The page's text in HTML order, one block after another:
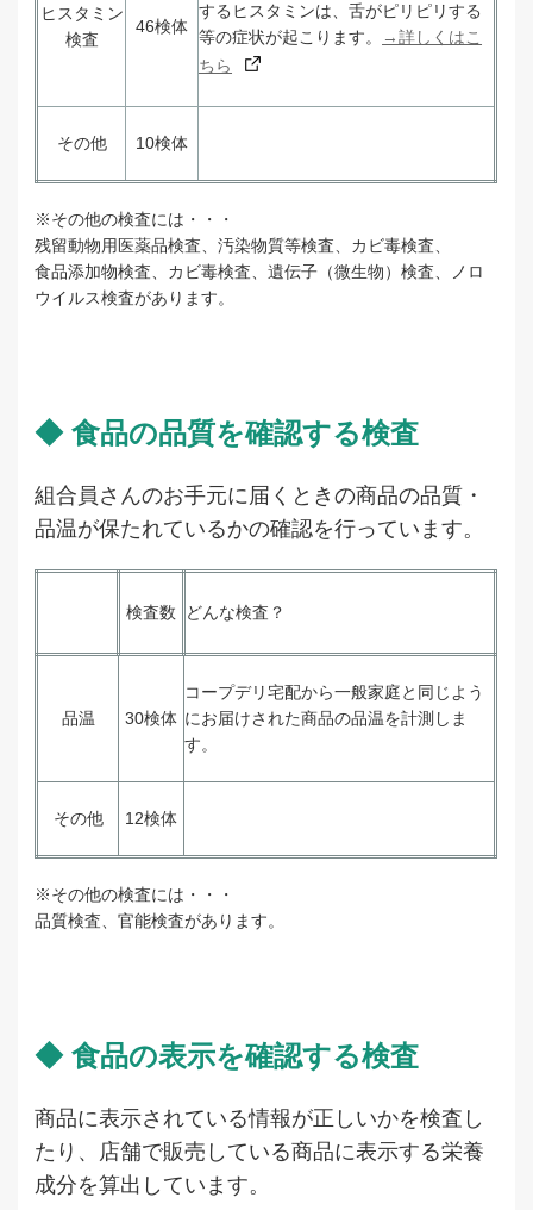
ヒスタミン
検査
46検体
するヒスタミンは、舌がピリピリする
等の症状が起こります。
→詳しくはこ
ちら
その他 10検体
※その他の検査には・・・
残留動物用医薬品検査、汚染物質等検査、カビ毒検査、
食品添加物検査、カビ毒検査、遺伝子（微生物）検査、ノロ
ウイルス検査があります。
◆ 食品の品質を確認する検査
組合員さんのお手元に届くときの商品の品質・
品温が保たれているかの確認を行っています。
検査数 どんな検査？
品温 30検体
コープデリ宅配から一般家庭と同じよう
にお届けされた商品の品温を計測しま
す。
その他 12検体
※その他の検査には・・・
品質検査、官能検査があります。
◆ 食品の表示を確認する検査
商品に表示されている情報が正しいかを検査し
たり、店舗で販売している商品に表示する栄養
成分を算出しています。